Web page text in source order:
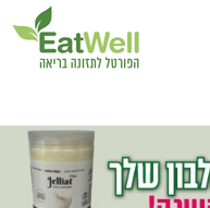
אינדקס עסקים
בריאות האישה